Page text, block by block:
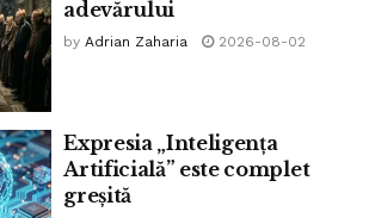
adevărului
by Adrian Zaharia 2026-08-02
Expresia „Inteligența
Artificială” este complet
greșită